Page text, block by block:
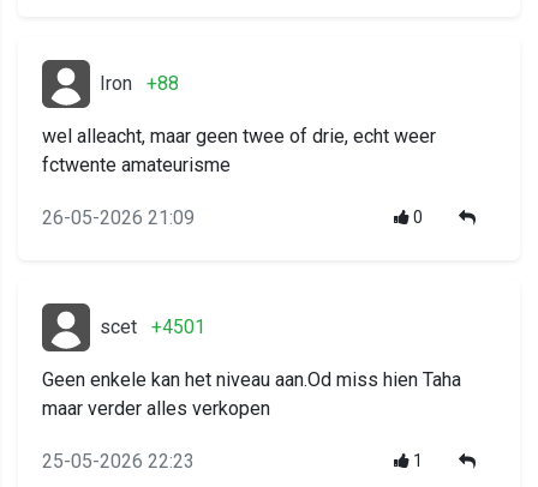
Iron +88
wel alleacht, maar geen twee of drie, echt weer
fctwente amateurisme
26-05-2026 21:09 0
scet +4501
Geen enkele kan het niveau aan.Od miss hien Taha
maar verder alles verkopen
25-05-2026 22:23 1